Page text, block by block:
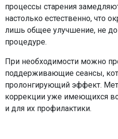
процессы старения
настолько естественно, что
лишь общее улучшение, не
процедуре.
При необходимости можно
поддерживающие сеансы,
пролонгирующий эффект.
коррекции уже имеющихся
и для их профилактики.